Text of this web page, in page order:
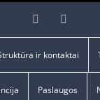
Facebook
ir kontaktai
Paslaugos